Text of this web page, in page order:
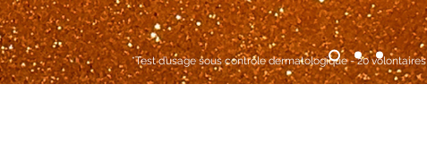
*Test d’usage sous contrôle dermatologique - 20